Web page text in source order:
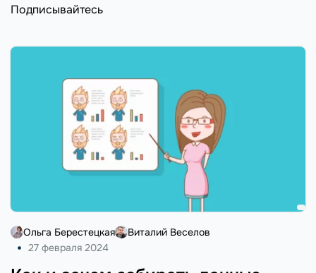
Подписывайтесь
Ольга Берестецкая
Виталий Веселов
27 февраля 2024